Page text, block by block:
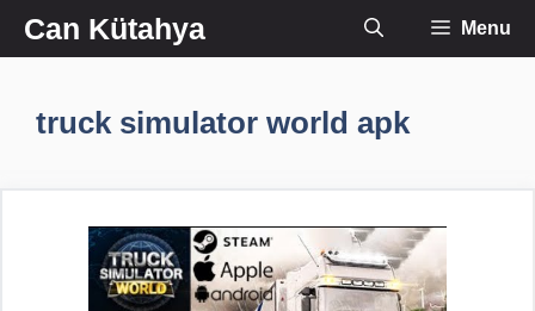
İçeriğe
atlaCan Kütahya Menu
truck simulator world apk